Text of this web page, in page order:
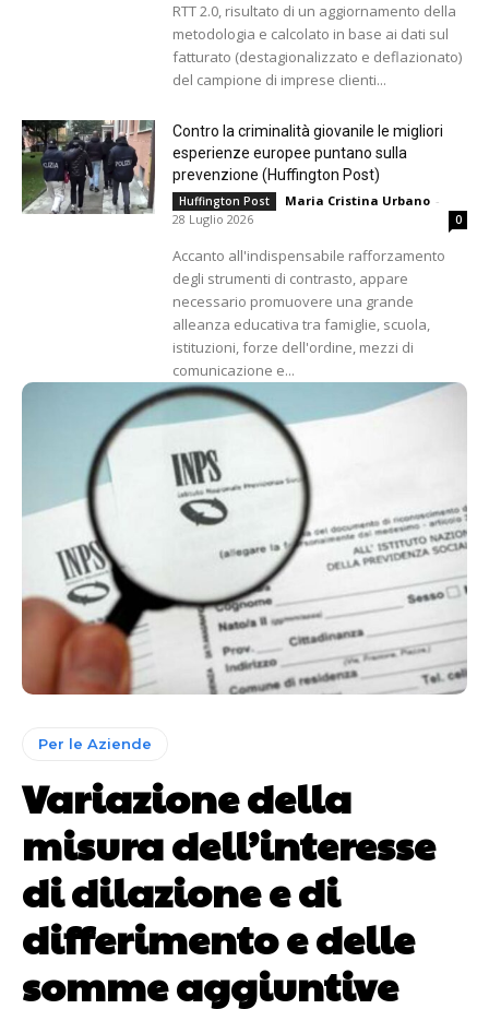
RTT 2.0, risultato di un aggiornamento della
metodologia e calcolato in base ai dati sul
fatturato (destagionalizzato e deflazionato)
del campione di imprese clienti...
Contro la criminalità giovanile le migliori
esperienze europee puntano sulla
prevenzione (Huffington Post)
Huffington Post Maria Cristina Urbano -
28 Luglio 2026
0
Accanto all'indispensabile rafforzamento
degli strumenti di contrasto, appare
necessario promuovere una grande
alleanza educativa tra famiglie, scuola,
istituzioni, forze dell'ordine, mezzi di
comunicazione e...
Per le Aziende
Variazione della
misura dell’interesse
di dilazione e di
differimento e delle
somme aggiuntive